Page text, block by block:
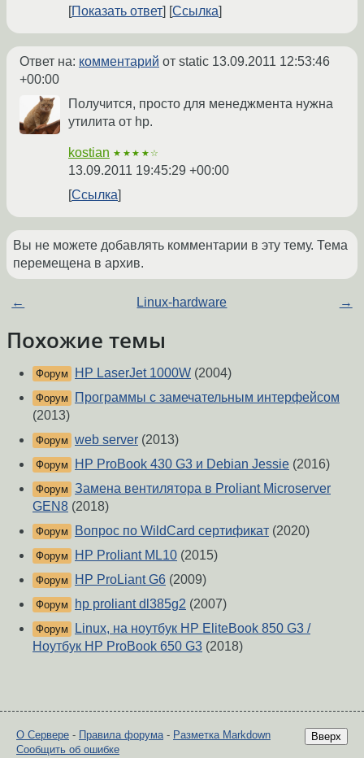
Показать ответ Ссылка
Ответ на: комментарий от static 13.09.2011 12:53:46
+00:00
Получится, просто для менеджмента нужна
утилита от hp.
kostian ★★★★☆
13.09.2011 19:45:29 +00:00
Ссылка
Вы не можете добавлять комментарии в эту тему. Тема
перемещена в архив.
← Linux-hardware →
Похожие темы
Форум HP LaserJet 1000W (2004)
Форум
Программы с замечательным интерфейсом
(2013)
Форум web server (2013)
Форум HP ProBook 430 G3 и Debian Jessie (2016)
Форум Замена вентилятора в Proliant Microserver
GEN8 (2018)
Форум Вопрос по WildCard сертификат (2020)
Форум HP Proliant ML10 (2015)
Форум HP ProLiant G6 (2009)
Форум hp proliant dl385g2 (2007)
Форум
Linux, на ноутбук HP EliteBook 850 G3 /
Ноутбук HP ProBook 650 G3 (2018)
Вверх
О Сервере - Правила форума- Разметка Markdown
Сообщить об ошибке